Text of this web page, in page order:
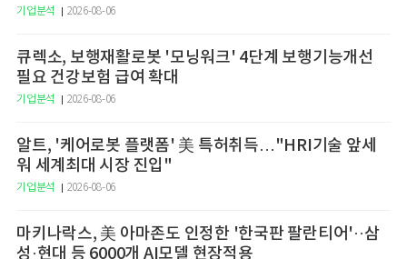
기업분석 2026-08-06
큐렉소, 보행재활로봇 '모닝워크' 4단계 보행기능개선
필요 건강보험 급여 확대
기업분석 2026-08-06
알트, '케어로봇 플랫폼' 美 특허취득…"HRI기술 앞세
워 세계최대 시장 진입"
기업분석 2026-08-06
마키나락스, 美 아마존도 인정한 '한국판 팔란티어'··삼
성·현대 등 6000개 AI모델 현장적용